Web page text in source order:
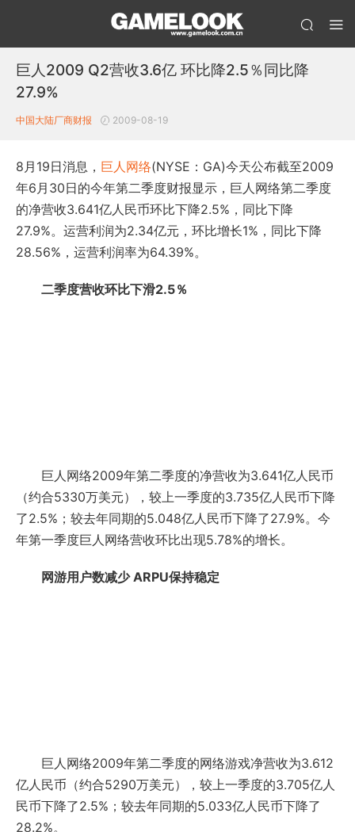
巨人2009 Q2营收3.6亿 环比降2.5％同比降
27.9%
中国大陆厂商财报 2009-08-19
8月19日消息， 巨人网络(NYSE：GA)今天公布截至2009
年6月30日的今年第二季度财报显示，巨人网络第二季度
的净营收3.641亿人民币环比下降2.5%，同比下降
27.9%。运营利润为2.34亿元，环比增长1%，同比下降
28.56%，运营利润率为64.39%。
二季度营收环比下滑2.5％
巨人网络2009年第二季度的净营收为3.641亿人民币
（约合5330万美元），较上一季度的3.735亿人民币下降
了2.5%；较去年同期的5.048亿人民币下降了27.9%。今
年第一季度巨人网络营收环比出现5.78%的增长。
网游用户数减少 ARPU保持稳定
巨人网络2009年第二季度的网络游戏净营收为3.612
亿人民币（约合5290万美元），较上一季度的3.705亿人
民币下降了2.5%；较去年同期的5.033亿人民币下降了
28.2%。